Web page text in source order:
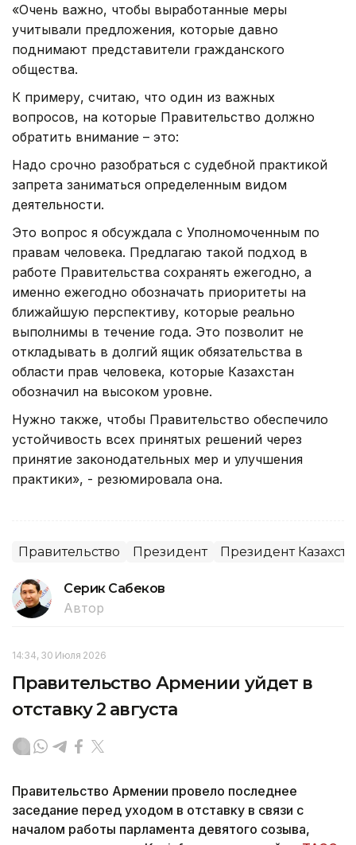
«Очень важно, чтобы выработанные меры
учитывали предложения, которые давно
поднимают представители гражданского
общества.
К примеру, считаю, что один из важных
вопросов, на которые Правительство должно
обратить внимание – это:
Надо срочно разобраться с судебной практикой
запрета заниматься определенным видом
деятельности.
Это вопрос я обсуждала с Уполномоченным по
правам человека. Предлагаю такой подход в
работе Правительства сохранять ежегодно, а
именно ежегодно обозначать приоритеты на
ближайшую перспективу, которые реально
выполнимы в течение года. Это позволит не
откладывать в долгий ящик обязательства в
области прав человека, которые Казахстан
обозначил на высоком уровне.
Нужно также, чтобы Правительство обеспечило
устойчивость всех принятых решений через
принятие законодательных мер и улучшения
практики», - резюмировала она.
Правительство Президент Президент
Серик Сабеков
Автор
14:34, 30 Июля 2026
Правительство Армении уйдет в
отставку 2 августа
Правительство Армении провело последнее
заседание перед уходом в отставку в связи с
началом работы парламента девятого созыва,